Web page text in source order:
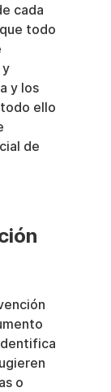
cada
todo
y
y los
ello
de
o